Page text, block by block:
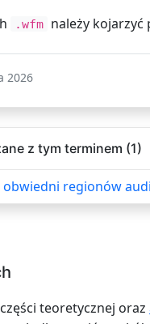
.wfm należy kojarzyć
2026
z tym terminem (1)
regionów
teoretycznej oraz